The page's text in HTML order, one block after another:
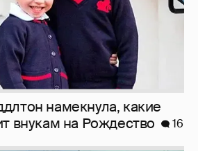
намекнула, какие
внукам на Рождество
16